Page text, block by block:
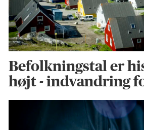
Befolkningstal er
højt - indvandring